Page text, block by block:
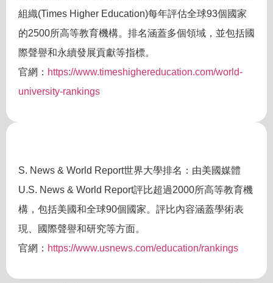
組織(Times Higher Education)每年評估全球93個國家
的2500所高等教育機構。排名涵蓋多個領域，並包括國
際聲譽和永續發展貢獻等指標。
官網： https://www.timeshighereducation.com/world-
university-rankings
S. News & World Report世界大學排名：由美國媒體
U.S. News & World Report評比超過2000所高等教育機
構，包括美國和全球90個國家。評比內容涵蓋學術表
現、國際聲譽和研究等方面。
官網： https://www.usnews.com/education/rankings